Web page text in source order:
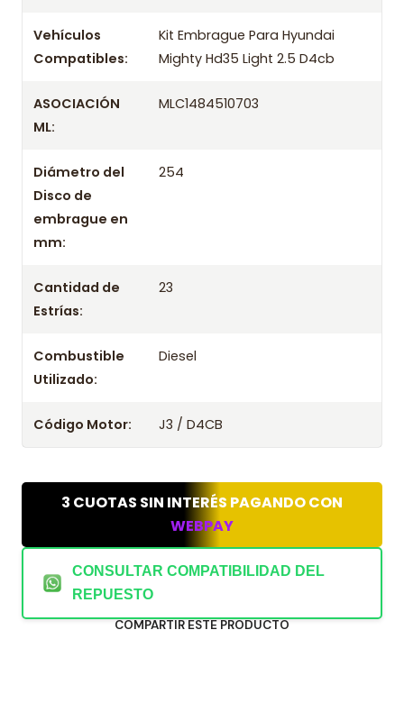
tienda previo correo de confirmación.
Vehículos
Compatibles:
Kit Embrague Para Hyundai
Mighty Hd35 Light 2.5 D4cb
ASOCIACIÓN
ML:
MLC1484510703
Diámetro del
Disco de
embrague en
mm:
254
Cantidad de
Estrías:
23
Combustible
Utilizado:
Diesel
Código Motor: J3 / D4CB
3 CUOTAS SIN INTERÉS PAGANDO CON
WEBPAY
CONSULTAR COMPATIBILIDAD DEL
REPUESTO
COMPARTIR ESTE PRODUCTO